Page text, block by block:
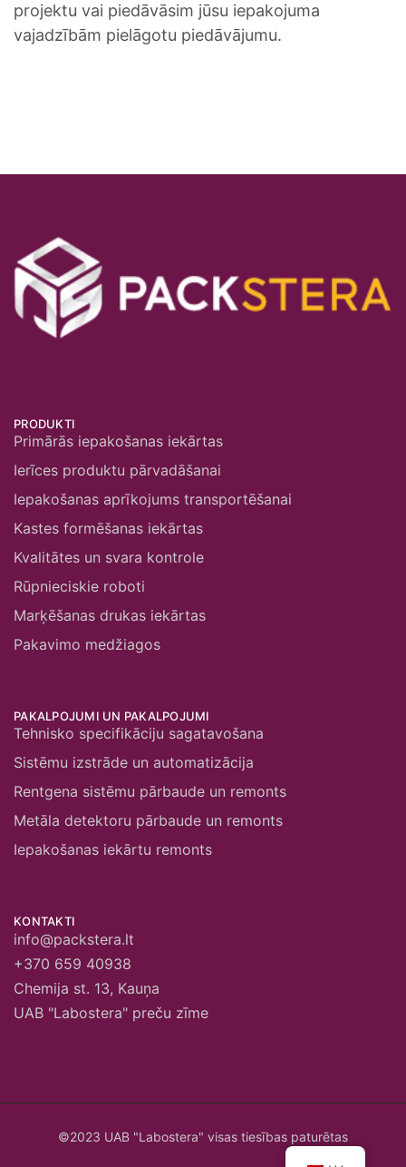
projektu vai piedāvāsim jūsu iepakojuma
vajadzībām pielāgotu piedāvājumu.
PRODUKTI
Primārās iepakošanas iekārtas
Ierīces produktu pārvadāšanai
Iepakošanas aprīkojums transportēšanai
Kastes formēšanas iekārtas
Kvalitātes un svara kontrole
Rūpnieciskie roboti
Marķēšanas drukas iekārtas
Pakavimo medžiagos
PAKALPOJUMI UN PAKALPOJUMI
Tehnisko specifikāciju sagatavošana
Sistēmu izstrāde un automatizācija
Rentgena sistēmu pārbaude un remonts
Metāla detektoru pārbaude un remonts
Iepakošanas iekārtu remonts
KONTAKTI
info@packstera.lt
+370 659 40938
Chemija st. 13, Kauņa
UAB "Labostera" preču zīme
©2023 UAB "Labostera" visas tiesības paturētas